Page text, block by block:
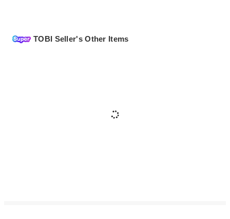
TOBI Seller's Other Items